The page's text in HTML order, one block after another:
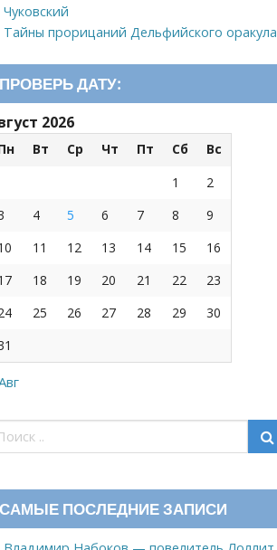
Чуковский
Тайны прорицаний Дельфийского оракула
ПРОВЕРЬ ДАТУ:
2026
Вт Ср Чт Пт Сб
Вс
1
2
4 5 6 7 8
9
11 12 13 14 15
16
18 19 20 21 22
23
25 26 27 28 29
30
САМЫЕ ПОСЛЕДНИЕ ЗАПИСИ